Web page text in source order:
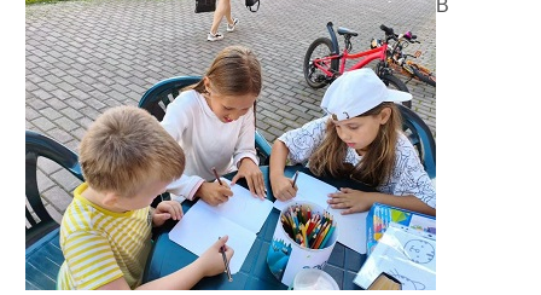
В